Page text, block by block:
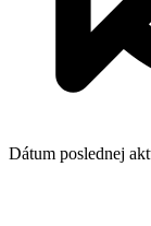
Dátum poslednej